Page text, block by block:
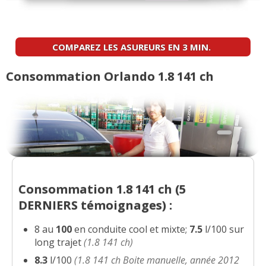
)
18/20 1.8 16v 141 ch 20.OOO, 2011,LTZ
18/20
1.8 141 ch Boite manuelle, année 2012
LT+ , j(0 )
18/20 1.8 141 ch 2010, LTZ (0
05/20 1.8 141 ch (0 )
COMPAREZ LES ASUREURS EN 3 MIN.
Consommation Orlando 1.8 141 ch
Consommation 1.8 141 ch (5
DERNIERS témoignages) :
8 au 100en conduite cool et mixte; 7.5 l/100 sur
long trajet(1.8 141 ch)
8.3 l/100(1.8 141 ch Boite manuelle, année 2012